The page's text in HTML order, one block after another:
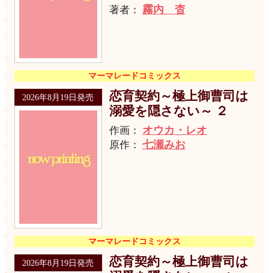
著者： 霧内 杳
マーマレードコミックス
2026年8月19日発売
恋育契約～極上御曹司は
溺愛を隠さない～ ２
作画： オウカ・レオ
原作： 七瀬みお
マーマレードコミックス
2026年8月19日発売
恋育契約～極上御曹司は